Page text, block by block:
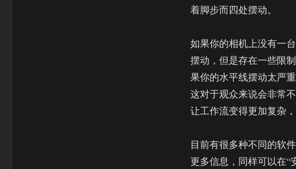
着脚步而四处摆动。
如果你的相机上没有一
摆动，但是存在一些限
果你的水平线摆动太严
这对于观众来说会非常
让工作流变得更加复杂
目前有很多种不同的软
更多信息，同样可以在“